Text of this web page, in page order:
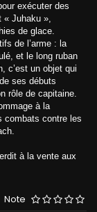
exécuter des
« Juhaku »,
de glace.
de l’arme : la
et le long ruban
c’est un objet qui
ses débuts
rôle de capitaine.
à la
combats contre les
à la vente aux
Note